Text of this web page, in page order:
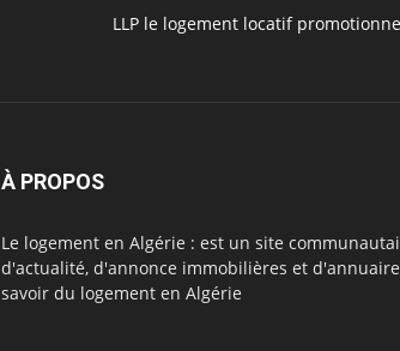
LLP le logement locatif
À PROPOS
Le logement en Algérie : est un site
d'actualité, d'annonce immobilières et
savoir du logement en Algérie